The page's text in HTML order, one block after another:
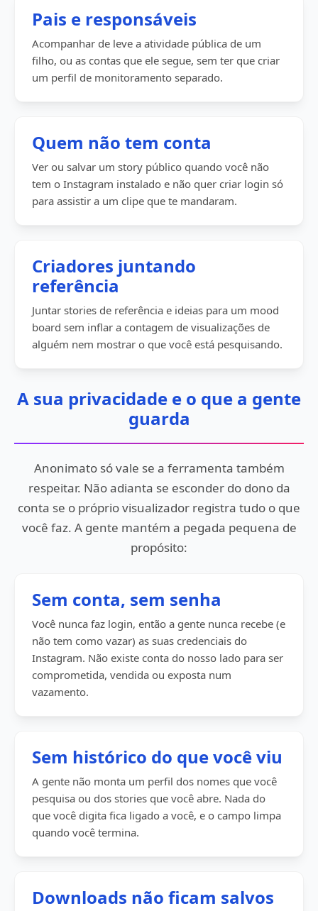
Pais e responsáveis
Acompanhar de leve a atividade pública de um
filho, ou as contas que ele segue, sem ter que criar
um perfil de monitoramento separado.
Quem não tem conta
Ver ou salvar um story público quando você não
tem o Instagram instalado e não quer criar login só
para assistir a um clipe que te mandaram.
Criadores juntando
referência
Juntar stories de referência e ideias para um mood
board sem inflar a contagem de visualizações de
alguém nem mostrar o que você está pesquisando.
A sua privacidade e o que a gente
guarda
Anonimato só vale se a ferramenta também
respeitar. Não adianta se esconder do dono da
conta se o próprio visualizador registra tudo o que
você faz. A gente mantém a pegada pequena de
propósito:
Sem conta, sem senha
Você nunca faz login, então a gente nunca recebe (e
não tem como vazar) as suas credenciais do
Instagram. Não existe conta do nosso lado para ser
comprometida, vendida ou exposta num
vazamento.
Sem histórico do que você viu
A gente não monta um perfil dos nomes que você
pesquisa ou dos stories que você abre. Nada do
que você digita fica ligado a você, e o campo limpa
quando você termina.
Downloads não ficam salvos